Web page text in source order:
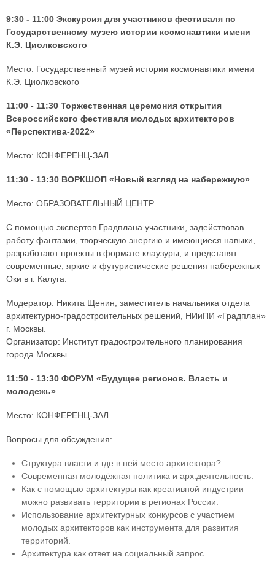
9:30 - 11:00 Экскурсия для участников фестиваля по
Государственному музею истории космонавтики имени
К.Э. Циолковского
Место: Государственный музей истории космонавтики имени
К.Э. Циолковского
11:00 - 11:30 Торжественная церемония открытия
Всероссийского фестиваля молодых архитекторов
«Перспектива-2022»
Место: КОНФЕРЕНЦ-ЗАЛ
11:30 - 13:30 ВОРКШОП «Новый взгляд на набережную»
Место: ОБРАЗОВАТЕЛЬНЫЙ ЦЕНТР
С помощью экспертов Градплана участники, задействовав
работу фантазии, творческую энергию и имеющиеся навыки,
разработают проекты в формате клаузуры, и представят
современные, яркие и футуристические решения набережных
Оки в г. Калуга.
Модератор: Никита Щенин, заместитель начальника отдела
архитектурно-градостроительных решений, НИиПИ «Градплан»
г. Москвы.
Организатор: Институт градостроительного планирования
города Москвы.
11:50 - 13:30 ФОРУМ «Будущее регионов. Власть и
молодежь»
Место: КОНФЕРЕНЦ-ЗАЛ
Вопросы для обсуждения:
Структура власти и где в ней место архитектора?
Современная молодёжная политика и арх.деятельность.
Как с помощью архитектуры как креативной индустрии
можно развивать территории в регионах России.
Использование архитектурных конкурсов с участием
молодых архитекторов как инструмента для развития
территорий.
Архитектура как ответ на социальный запрос.